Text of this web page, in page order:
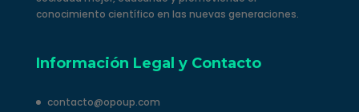
conocimiento científico en las nuevas generaciones.
Información Legal y Contacto
contacto@opoup.com